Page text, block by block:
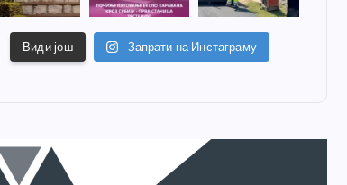
Види још Запрати на Инстаграму